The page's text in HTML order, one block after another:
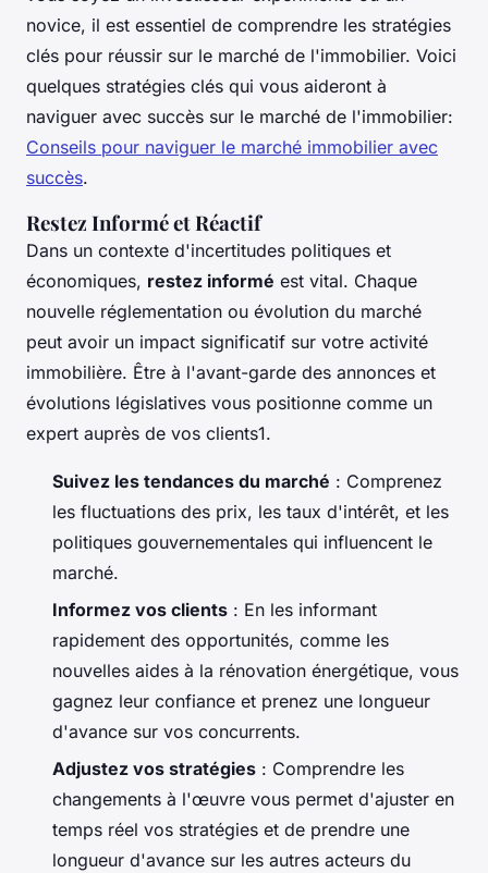
novice, il est essentiel de comprendre les stratégies
clés pour réussir sur le marché de l'immobilier. Voici
quelques stratégies clés qui vous aideront à
naviguer avec succès sur le marché de l'immobilier:
Conseils pour naviguer le marché immobilier avec
succès.
Restez Informé et Réactif
Dans un contexte d'incertitudes politiques et
économiques, restez informé est vital. Chaque
nouvelle réglementation ou évolution du marché
peut avoir un impact significatif sur votre activité
immobilière. Être à l'avant-garde des annonces et
évolutions législatives vous positionne comme un
expert auprès de vos clients1.
Suivez les tendances du marché : Comprenez
les fluctuations des prix, les taux d'intérêt, et les
politiques gouvernementales qui influencent le
marché.
Informez vos clients : En les informant
rapidement des opportunités, comme les
nouvelles aides à la rénovation énergétique, vous
gagnez leur confiance et prenez une longueur
d'avance sur vos concurrents.
Adjustez vos stratégies : Comprendre les
changements à l'œuvre vous permet d'ajuster en
temps réel vos stratégies et de prendre une
longueur d'avance sur les autres acteurs du